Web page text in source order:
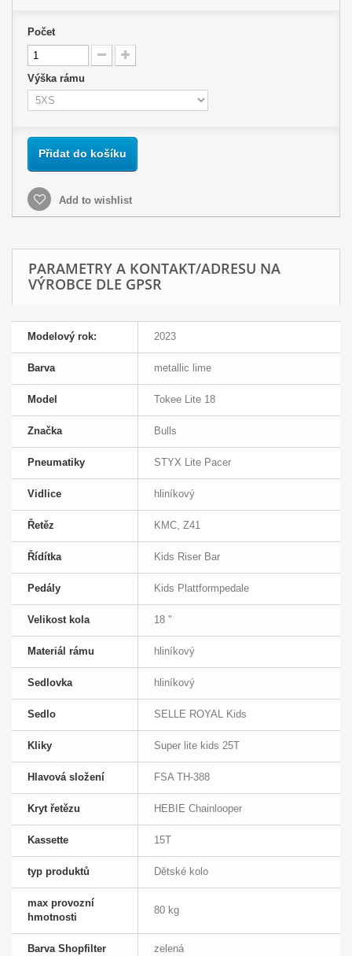
Počet
Výška rámu
Přidat do košíku
Add to wishlist
PARAMETRY A KONTAKT/ADRESU NA
VÝROBCE DLE GPSR
Modelový rok: 2023
Barva metallic lime
Model Tokee Lite 18
Značka Bulls
Pneumatiky STYX Lite Pacer
Vidlice hliníkový
Řetěz KMC, Z41
Řídítka Kids Riser Bar
Pedály Kids Plattformpedale
Velikost kola 18 "
Materiál rámu hliníkový
Sedlovka hliníkový
Sedlo SELLE ROYAL Kids
Kliky Super lite kids 25T
Hlavová složení FSA TH-388
Kryt řetězu HEBIE Chainlooper
Kassette 15T
typ produktů Dětské kolo
max provozní
hmotnosti
80 kg
Barva Shopfilter zelená